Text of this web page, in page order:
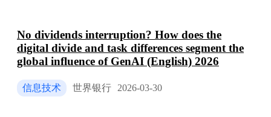
No dividends interruption? How does the
digital divide and task differences segment the
global influence of GenAI (English) 2026
信息技术 世界银行 2026-03-30